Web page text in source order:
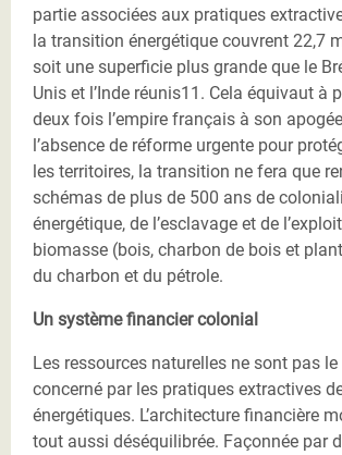
partie associées aux pratiques
la transition énergétique couvrent 22,7
soit une superficie plus grande que le
Unis et l’Inde réunis11. Cela équivaut à
deux fois l’empire français à son
l’absence de réforme urgente pour
les territoires, la transition ne fera que
schémas de plus de 500 ans de
énergétique, de l’esclavage et de
biomasse (bois, charbon de bois et
du charbon et du pétrole.
Un système financier colonial
Les ressources naturelles ne sont pas
concerné par les pratiques extractives
énergétiques. L’architecture financière
tout aussi déséquilibrée. Façonnée par